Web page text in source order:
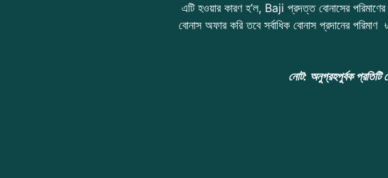
এটি হওয়ার কারণ হ’ল, Baji প্রদত্ত বোনাসের
বোনাস অফার করি তবে সর্বাধিক বোনাস প্রদানের
নোট: অনুগ্রহপুর্বক